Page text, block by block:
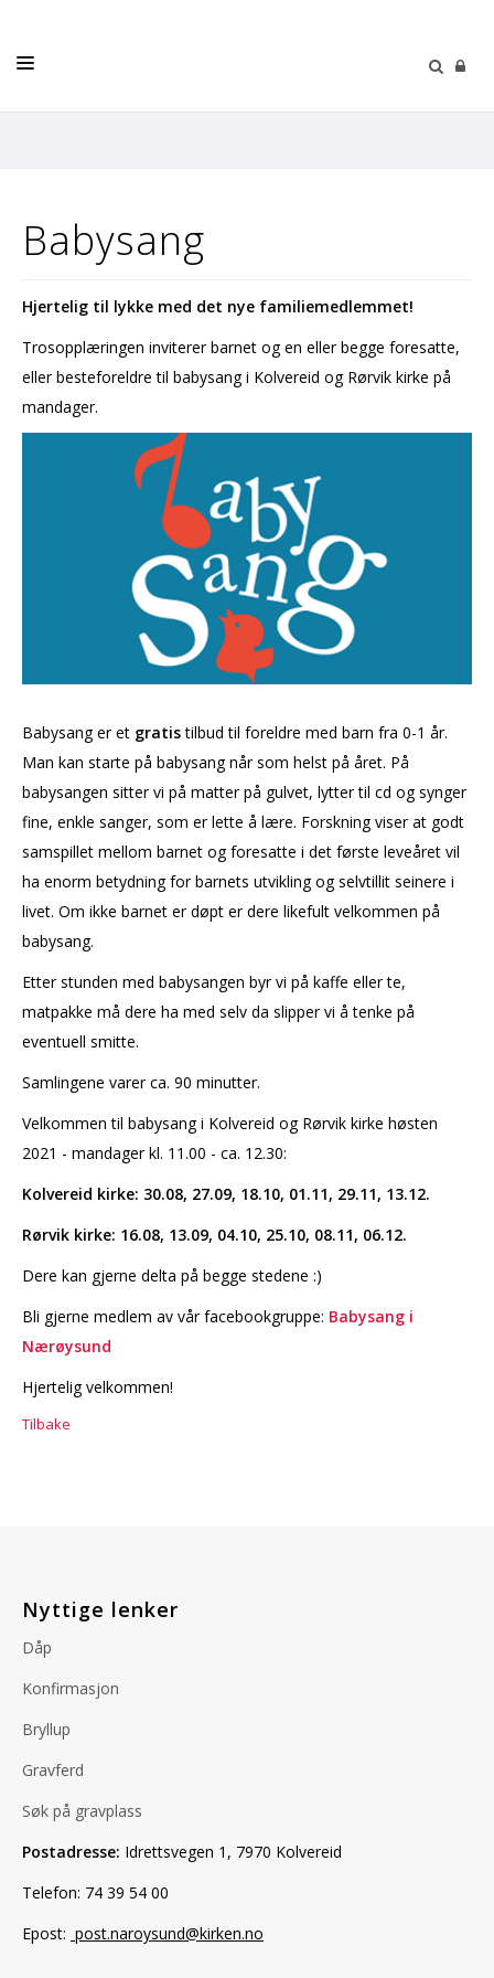
BARN OG UNGE
RÅD OG UTVALG
KIRKENE VÅRE
MENIGHETSLIV
KONTAKT
Babysang
Hjertelig til lykke med det nye familiemedlemmet!
Trosopplæringen inviterer barnet og en eller begge foresatte,
eller besteforeldre til babysang i Kolvereid og Rørvik kirke på
mandager.
Babysang er et gratistilbud til foreldre med barn fra 0-1 år.
Man kan starte på babysang når som helst på året. På
babysangen sitter vi på matter på gulvet, lytter til cd og synger
fine, enkle sanger, som er lette å lære. Forskning viser at godt
samspillet mellom barnet og foresatte i det første leveåret vil
ha enorm betydning for barnets utvikling og selvtillit seinere i
livet. Om ikke barnet er døpt er dere likefult velkommen på
babysang.
Etter stunden med babysangen byr vi på kaffe eller te,
matpakke må dere ha med selv da slipper vi å tenke på
eventuell smitte.
Samlingene varer ca. 90 minutter.
Velkommen til babysang i Kolvereid og Rørvik kirke høsten
2021 - mandager kl. 11.00 - ca. 12.30:
Kolvereid kirke: 30.08, 27.09, 18.10, 01.11, 29.11, 13.12.
Rørvik kirke: 16.08, 13.09, 04.10, 25.10, 08.11, 06.12.
Dere kan gjerne delta på begge stedene :)
Bli gjerne medlem av vår facebookgruppe: Babysang i
Nærøysund
Hjertelig velkommen!
Tilbake
Nyttige lenker
Dåp
Konfirmasjon
Bryllup
Gravferd
Søk på gravplass
Postadresse: Idrettsvegen 1, 7970 Kolvereid
Telefon: 74 39 54 00
Epost: post.naroysund@kirken.no